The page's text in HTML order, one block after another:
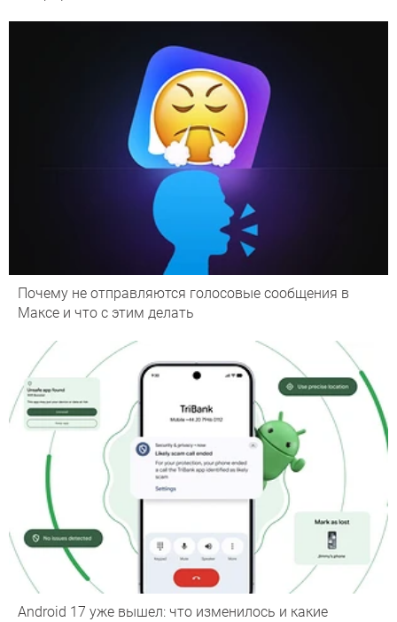
Почему не отправляются голосовые сообщения в
Максе и что с этим делать
Android 17 уже вышел: что изменилось и какие